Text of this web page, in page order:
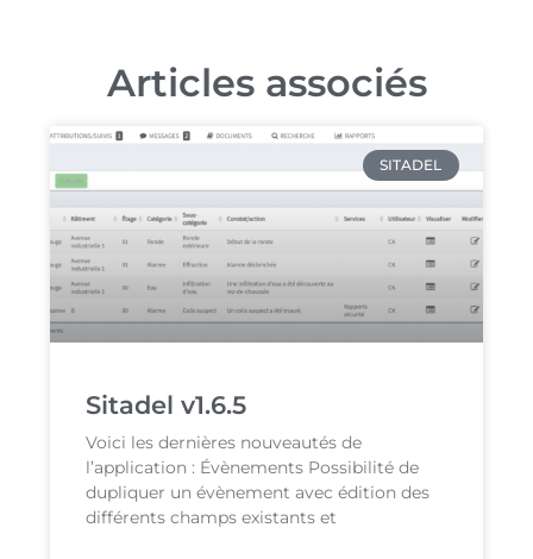
Articles associés
SITADEL
Sitadel v1.6.5
Voici les dernières nouveautés de
l’application : Évènements Possibilité de
dupliquer un évènement avec édition des
différents champs existants et